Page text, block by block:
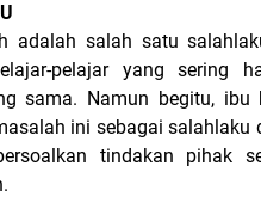
adalah salah satu
pelajar yang sering
sama. Namun begitu,
ini sebagai salahlaku
tindakan pihak